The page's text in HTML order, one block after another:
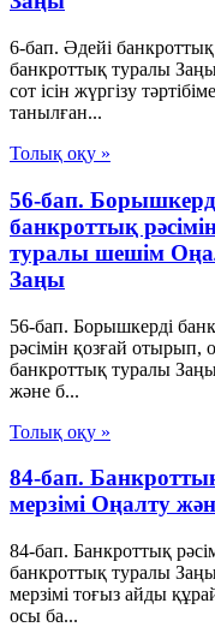
6-бап. Әдейі
банкроттық туралы
сот ісін жүргізу
танылған...
Толық оқу »
56-бап.
банкроттық
туралы шешiм
Заңы
56-бап. Борышкердi
рәсімін қозғай
банкроттық туралы
және б...
Толық оқу »
84-бап.
мерзімі Оңалту
84-бап. Банкроттық
банкроттық туралы
мерзімі тоғыз айды
осы ба...